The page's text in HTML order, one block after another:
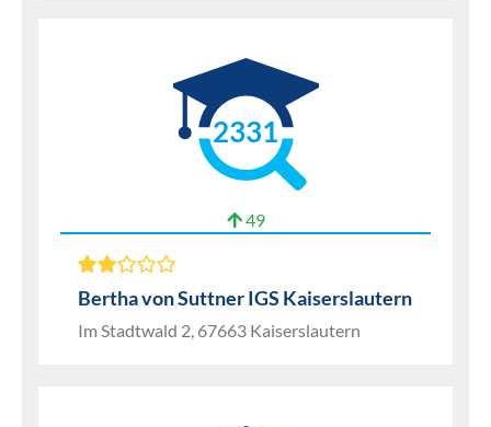
2331
49
Bertha von Suttner IGS Kaiserslautern
Im Stadtwald 2, 67663 Kaiserslautern